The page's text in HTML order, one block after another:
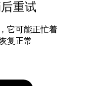
重试
它可能正忙着
复正常